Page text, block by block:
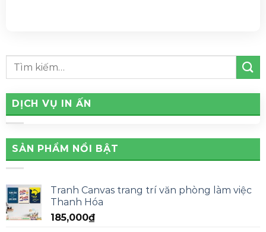
DỊCH VỤ IN ẤN
SẢN PHẨM NỔI BẬT
Tranh Canvas trang trí văn phòng làm việc
Thanh Hóa
185,000₫